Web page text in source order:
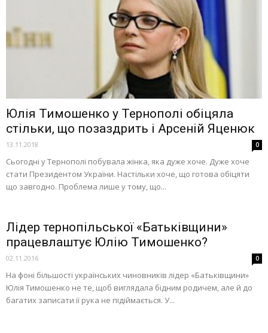
Юлія Тимошенко у Тернополі обіцяла
стільки, що позаздрить і Арсеній Яценюк
13.11.2018 0
Сьогодні у Тернополі побувала жінка, яка дуже хоче. Дуже хоче
стати Президентом України. Настільки хоче, що готова обіцяти
що завгодно. Проблема лише у тому, що...
Лідер тернопільської «Батьківщини»
працевлаштує Юлію Тимошенко?
02.11.2016 0
На фоні більшості українських чиновників лідер «Батьківщини»
Юлія Тимошенко не те, щоб виглядала бідним родичем, але й до
багатих записати її рука не підіймається. У...